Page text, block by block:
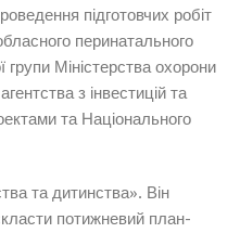
підготовчих робіт
перинатального
групи Міністерства охорони
з інвестицій та
та Національного
та дитинства». Він
потижневий план-